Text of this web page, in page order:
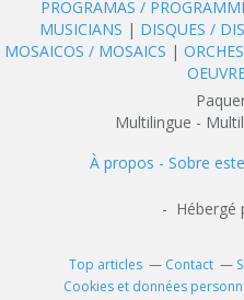
PROGRAMAS /
MUSICIANS | DISQUES /
MOSAICOS / MOSAICS |
Multilingue -
À propos - Sobre
- Hébergé
Top articles Contact
Cookies et données